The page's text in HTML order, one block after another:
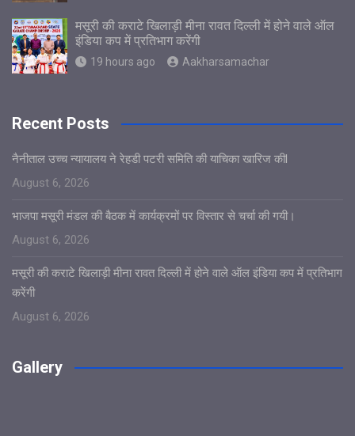
मसूरी की कराटे खिलाड़ी मीना रावत दिल्ली में होने वाले ऑल
इंडिया कप में प्रतिभाग करेंगी
19 hours ago Aakharsamachar
Recent Posts
नैनीताल उच्च न्यायालय ने रेहडी पटरी समिति की याचिका खारिज कीl
August 6, 2026
भाजपा मसूरी मंडल की बैठक में कार्यक्रमों पर विस्तार से चर्चा की गयी।
August 6, 2026
मसूरी की कराटे खिलाड़ी मीना रावत दिल्ली में होने वाले ऑल इंडिया कप में प्रतिभाग
करेंगी
August 6, 2026
Gallery